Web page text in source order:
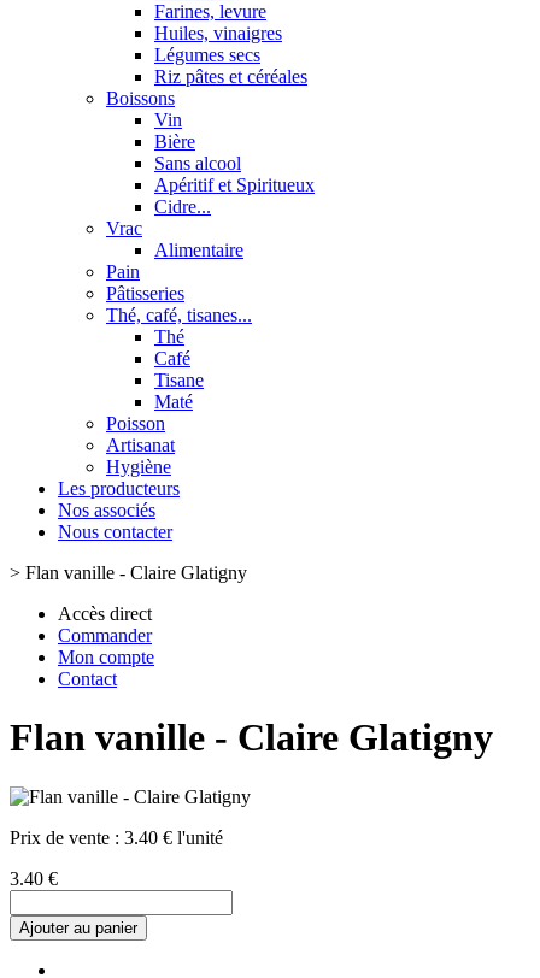
Farines, levure
Huiles, vinaigres
Légumes secs
Riz pâtes et céréales
Boissons
Vin
Bière
Sans alcool
Apéritif et Spiritueux
Cidre...
Vrac
Alimentaire
Pain
Pâtisseries
Thé, café, tisanes...
Thé
Café
Tisane
Maté
Poisson
Artisanat
Hygiène
Les producteurs
Nos associés
Nous contacter
> Flan vanille - Claire Glatigny
Accès direct
Commander
Mon compte
Contact
Flan vanille - Claire Glatigny
Prix de vente : 3.40 € l'unité
3.40 €
Ajouter au panier